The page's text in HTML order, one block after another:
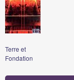
Terre et
Fondation